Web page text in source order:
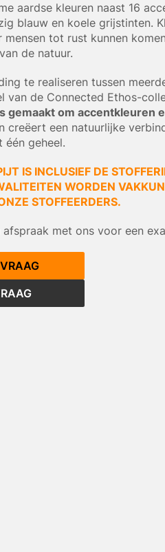
aardse kleuren naast 16
blauw en koele grijstinten.
mensen tot rust kunnen
de natuur.
te realiseren tussen
van de Connected Ethos-
gemaakt om accentkleuren
creëert een natuurlijke
één geheel.
IS INCLUSIEF DE
WORDEN
STOFFEERDERS.
afspraak met ons voor een